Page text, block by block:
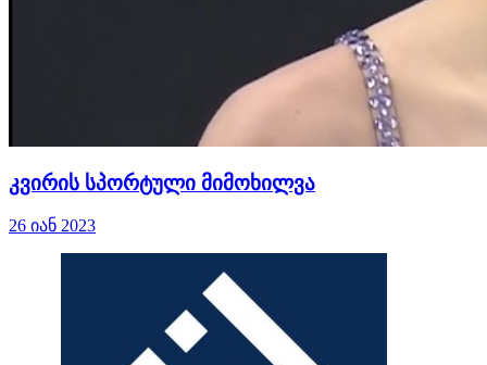
კვირის სპორტული მიმოხილვა
26 იან 2023